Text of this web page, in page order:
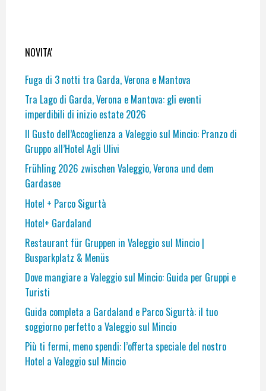
NOVITA'
Fuga di 3 notti tra Garda, Verona e Mantova
Tra Lago di Garda, Verona e Mantova: gli eventi
imperdibili di inizio estate 2026
Il Gusto dell’Accoglienza a Valeggio sul Mincio: Pranzo di
Gruppo all’Hotel Agli Ulivi
Frühling 2026 zwischen Valeggio, Verona und dem
Gardasee
Hotel + Parco Sigurtà
Hotel+ Gardaland
Restaurant für Gruppen in Valeggio sul Mincio |
Busparkplatz & Menüs
Dove mangiare a Valeggio sul Mincio: Guida per Gruppi e
Turisti
Guida completa a Gardaland e Parco Sigurtà: il tuo
soggiorno perfetto a Valeggio sul Mincio
Più ti fermi, meno spendi: l’offerta speciale del nostro
Hotel a Valeggio sul Mincio